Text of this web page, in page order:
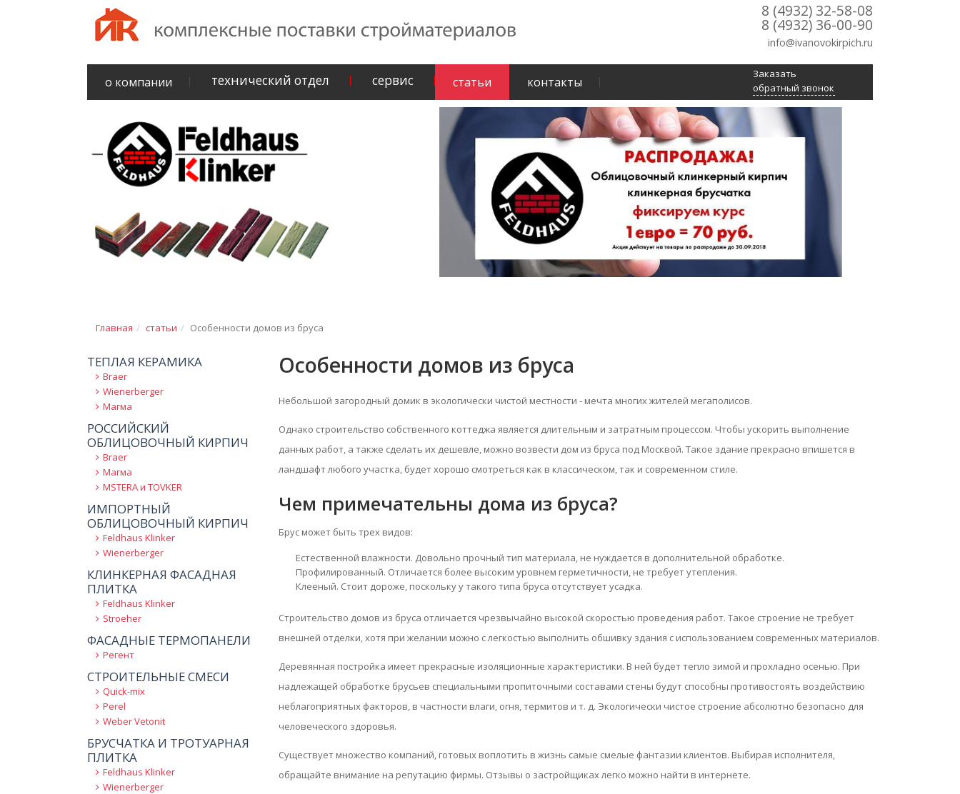
8 (4932) 32-58-08
8 (4932) 36-00-90
info@ivanovokirpich.ru
о компании технический отдел сервис статьи контакты
Заказать
обратный звонок
Главная статьи Особенности домов из бруса
ТЕПЛАЯ КЕРАМИКА
Braer
Wienerberger
Магма
РОССИЙСКИЙ
ОБЛИЦОВОЧНЫЙ КИРПИЧ
Braer
Магма
MSTERA и TOVKER
ИМПОРТНЫЙ
ОБЛИЦОВОЧНЫЙ КИРПИЧ
Feldhaus Klinker
Wienerberger
КЛИНКЕРНАЯ ФАСАДНАЯ
ПЛИТКА
Feldhaus Klinker
Stroeher
ФАСАДНЫЕ ТЕРМОПАНЕЛИ
Регент
СТРОИТЕЛЬНЫЕ СМЕСИ
Quick-mix
Perel
Weber Vetonit
БРУСЧАТКА И ТРОТУАРНАЯ
ПЛИТКА
Feldhaus Klinker
Wienerberger
Особенности домов из бруса
Небольшой загородный домик в экологически чистой местности - мечта многих жителей мегаполисов.
Однако строительство собственного коттеджа является длительным и затратным процессом. Чтобы ускорить выполнение
данных работ, а также сделать их дешевле, можно возвести дом из бруса под Москвой. Такое здание прекрасно впишется в
ландшафт любого участка, будет хорошо смотреться как в классическом, так и современном стиле.
Чем примечательны дома из бруса?
Брус может быть трех видов:
Естественной влажности. Довольно прочный тип материала, не нуждается в дополнительной обработке.
Профилированный. Отличается более высоким уровнем герметичности, не требуетутепления.
Клееный. Стоит дороже, поскольку у такого типа бруса отсутствует усадка.
Строительство домов из бруса отличается чрезвычайно высокой скоростью проведения работ. Такое строение не требует
внешней отделки, хотя при желании можно с легкостью выполнить обшивку здания с использованием современных материалов.
Деревянная постройка имеет прекрасные изоляционные характеристики. В ней будет тепло зимой и прохладно осенью. При
надлежащей обработке брусьев специальными пропиточными составами стены будут способны противостоять воздействию
неблагоприятных факторов, в частности влаги, огня, термитов и т. д. Экологически чистое строение абсолютно безопасно для
человеческого здоровья.
Существует множество компаний, готовых воплотить в жизнь самые смелые фантазии клиентов. Выбирая исполнителя,
обращайте внимание на репутацию фирмы. Отзывы о застройщиках легко можно найти в интернете.